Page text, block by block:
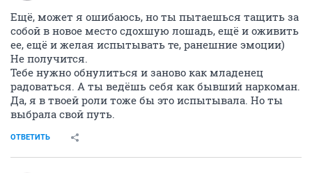
Ещё, может я ошибаюсь, но ты пытаешься тащить за
собой в новое место сдохшую лошадь, ещё и оживить
ее, ещё и желая испытывать те, ранешние эмоции)
Не получится.
Тебе нужно обнулиться и заново как младенец
радоваться. А ты ведёшь себя как бывший наркоман.
Да, я в твоей роли тоже бы это испытывала. Но ты
выбрала свой путь.
ОТВЕТИТЬ